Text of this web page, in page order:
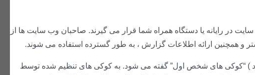
در رایانه یا دستگاه همراه شما قرار می گیرند. صاحبان وب سایت ها از
و همچنین ارائه اطلاعات گزارش ، به طور گسترده استفاده می شوند.
“کوکی های شخص اول” گفته می شود. به کوکی های تنظیم شده توسط